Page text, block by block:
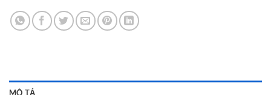
MÔ TẢ